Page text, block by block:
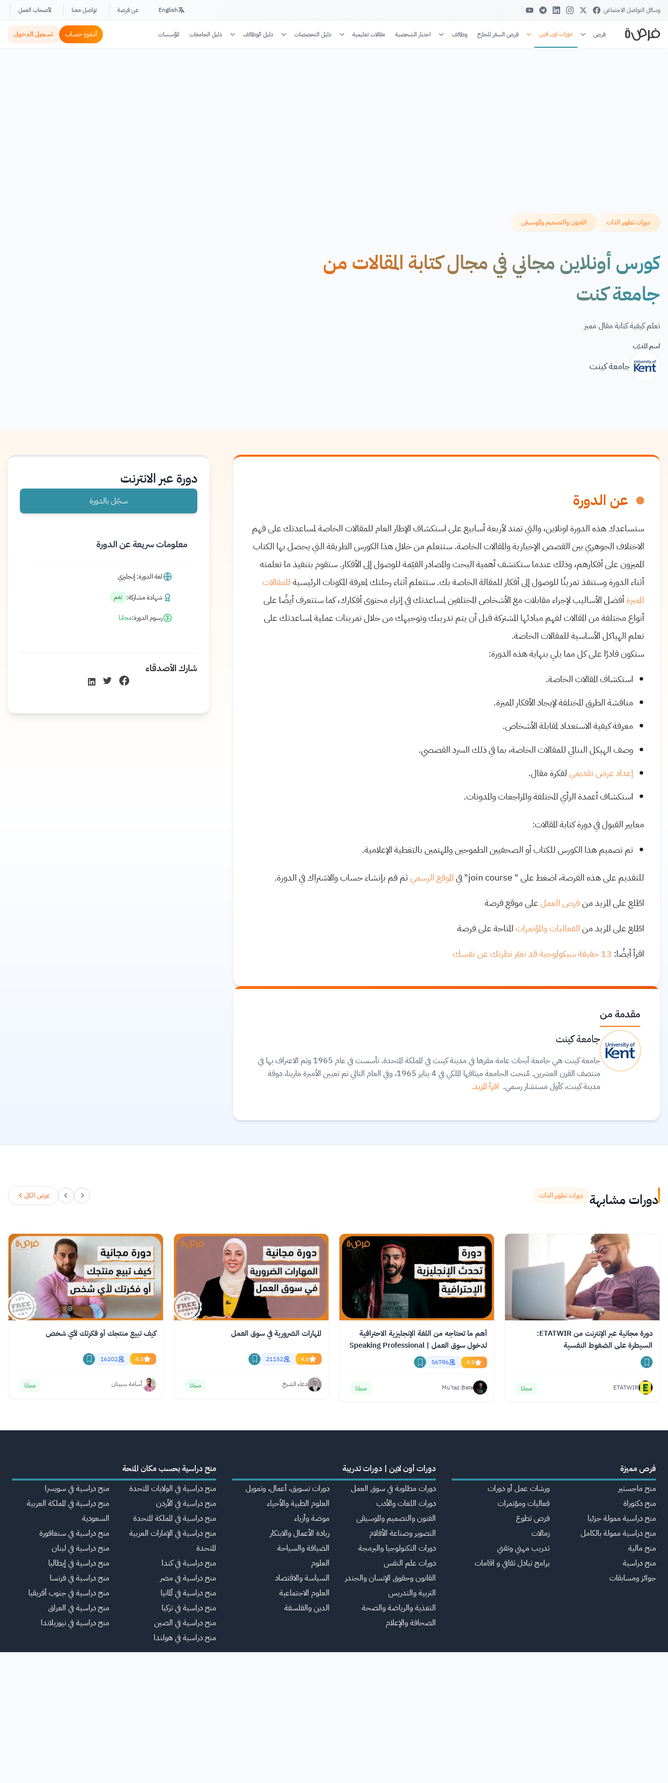
وسائل التواصل الاجتماعي English عن فرصة تواصل معنا لأصحاب العمل
فرص دورات اون لاين فرص السفر للخارج وظائف اختبار الشخصية مقالات تعليمية دليل التخصصات دليل الوظائف دليل الجامعات المؤسسات أنشئ حساب تسجيل الدخول
دورات تطوير الذات الفنون والتصميم والموسيقى
كورس أونلاين مجاني في مجال كتابة المقالات من
جامعة كنت
تعلم كيفية كتابة مقال مميز
اسم المدرّب
جامعة كينت
عن الدورة
ستساعدك هذه الدورة اونلاين، والتي تمتد لأربعة أسابيع على استكشاف الإطار العام للمقالات الخاصة لمساعدتك على فهم
الاختلاف الجوهري بين القصص الإخبارية والمقالات الخاصة. ستتعلم من خلال هذا الكورس الطريقة التي يحصل بها الكتاب
المميزون على أفكارهم، وذلك عندما ستكتشف أهمية البحث والمصادر القيّمة للوصول إلى الأفكار. ستقوم بتنفيذ ما تعلمته
أثناء الدورة وستنفذ تمرينًا للوصول إلى أفكار للمقالة الخاصة بك. ستتعلم أثناء رحلتك لمعرفة المكونات الرئيسيةللمقالات
المميزةأفضل الأساليب لإجراء مقابلات مع الأشخاص المختلفين لمساعدتك في إثراء محتوى أفكارك، كما ستتعرف أيضًا على
أنواع مختلفة من المقالات لفهم مبادئها المشتركة قبل أن يتم تدريبك وتوجيهك من خلال تمرينات عملية لمساعدتك على
تعلم الهياكل الأساسية للمقالات الخاصة.
ستكون قادرًا على كل مما يلي بنهاية هذه الدورة:
استكشاف المقالات الخاصة.
مناقشة الطرق المختلفة لإيجاد الأفكار المميزة.
معرفة كيفية الاستعداد لمقابلة الأشخاص.
وصف الهيكل البنائي للمقالات الخاصة، بما في ذلك السرد القصصي.
إعداد عرض تقديميلفكرة مقال.
استكشاف أعمدة الرأي المختلفة والمراجعات والمدونات.
معايير القبول في دورة كتابة المقالات:
تم تصميم هذا الكورس للكتاب أو الصحفيين الطموحين والمهتمين بالتغطية الإعلامية.
للتقديم على هذه الفرصة، اضغط على " join course" في الموقع الرسميثم قم بإنشاء حساب والاشتراك في الدورة.
اطّلع على المزيد منفرص العملعلى موقع فرصة
اطّلع على المزيد منالفعاليات والمؤتمراتالمتاحة على فرصة
اقرأ أيضًا: 13 حقيقة سيكولوجية قد تغيّر نظرتك عن نفسك
مقدمة من
جامعة كينت
جامعة كينت هي جامعة أبحاث عامة مقرها في مدينة كينت في المملكة المتحدة. تأسست في عام 1965 وتم الاعتراف بها في
منتصف القرن العشرين. مُنحت الجامعة ميثاقها الملكي في 4 يناير 1965، وفي العام التالي تم تعيين الأميرة مارينا، دوقة
مدينة كينت، كأول مستشار رسمي. اقرأ المزيد.
دورة عبر الانترنت
سجّل بالدورة
معلومات سريعة عن الدورة
لغة الدورة: إنجليزي
شهادة مشاركة: نعم
رسوم الدورة:مجانا
شارك الأصدقاء
دورات مشابهة دورات تطوير الذات عرض الكل
دورة مجانية عبر الإنترنت من ETATWIR:
السيطرة على الضغوط النفسية
ETATWIR مجانا
أهم ما تحتاجه من اللغة الإنجليزية الاحترافية
لدخول سوق العمل | Speaking Professional
English
4.5
56786
Mu'taz Bata مجانا
المهارات الضرورية في سوق العمل
4.6
21152
دعاء الشيخ مجانا
كيف تبيع منتجك أو فكرتك لأي شخص
4.5
16202
أسامة سبيتان مجانا
فرص مميزة
منح ماجستير
منح دكتوراة
منح دراسية ممولة جزئيا
منح دراسية ممولة بالكامل
منح مالية
منح دراسية
جوائز ومسابقات
ورشات عمل أو دورات
فعاليات ومؤتمرات
فرص تطوع
زمالات
تدريب مهني وتقني
برامج تبادل ثقافي و اقامات
دورات أون لاين | دورات تدريبة
دورات مطلوبة في سوق العمل
دورات اللغات والأدب
الفنون والتصميم والموسيقى
التصوير وصناعة الأفلام
دورات التكنولوجيا والبرمجة
دورات علم النفس
القانون وحقوق الإنسان والجندر
التربية والتدريس
التغذية والرياضة والصحة
الصحافة والإعلام
دورات تسويق، أعمال، وتمويل
العلوم الطبية والأحياء
موضة وأزياء
ريادة الأعمال والابتكار
الضيافة والسياحة
العلوم
السياسة والاقتصاد
العلوم الاجتماعية
الدين والفلسفة
منح دراسية بحسب مكان المنحة
منح دراسية في الولايات المتحدة
منح دراسية في الأردن
منح دراسية في المملكة المتحدة
منح دراسية في الإمارات العربية
المتحدة
منح دراسية في كندا
منح دراسية في مصر
منح دراسية في ألمانيا
منح دراسية في تركيا
منح دراسية في الصين
منح دراسية في هولندا
منح دراسية في سويسرا
منح دراسية في المملكة العربية
السعودية
منح دراسية في سنغافورة
منح دراسية في لبنان
منح دراسية في إيطاليا
منح دراسية في فرنسا
منح دراسية في جنوب أفريقيا
منح دراسية في العراق
منح دراسية في نيوزيلاندا